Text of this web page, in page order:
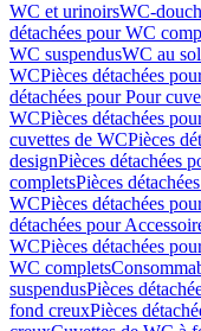
WC et urinoirsWC-
détachées pour WC
WC suspendusWC au sol
WCPièces détachées
détachées pour Pour
WCPièces détachées
cuvettes de WCPièces
designPièces détachées
completsPièces
WCPièces détachées
détachées pour
WCPièces détachées
WC complets
suspendusPièces
fond creuxPièces